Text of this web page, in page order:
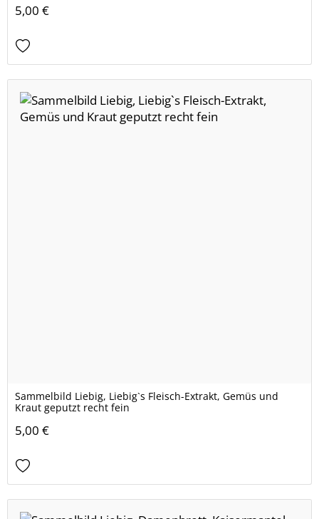
5,00 €
Sammelbild Liebig, Liebig`s Fleisch-Extrakt, Gemüs und
Kraut geputzt recht fein
5,00 €